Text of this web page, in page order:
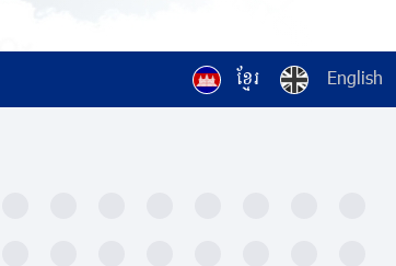
ខ្មែរ English